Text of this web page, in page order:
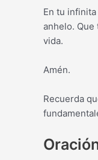
En tu
anhelo.
vida.
Amén.
Recuerda